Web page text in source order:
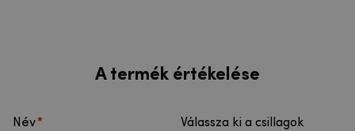
A termék értékelése
Név
Válassza ki a csillagok